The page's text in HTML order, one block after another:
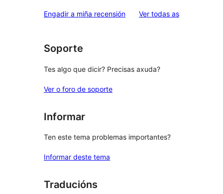
Engadir a miña recensión Ver todas asvaloracións
Soporte
Tes algo que dicir? Precisas axuda?
Ver o foro de soporte
Informar
Ten este tema problemas importantes?
Informar deste tema
Traducións